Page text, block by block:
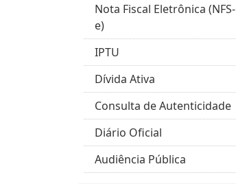
Nota Fiscal Eletrônica (NFS-
e)
IPTU
Dívida Ativa
Consulta de Autenticidade
Diário Oficial
Audiência Pública